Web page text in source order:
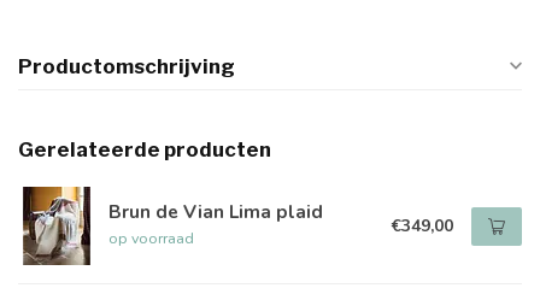
Productomschrijving
Gerelateerde producten
Brun de Vian Lima plaid
op voorraad €349,00